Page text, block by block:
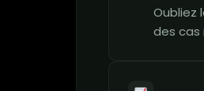
Oubliez
des cas